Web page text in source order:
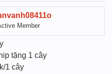
Member
tặng 1 cây
1 cây